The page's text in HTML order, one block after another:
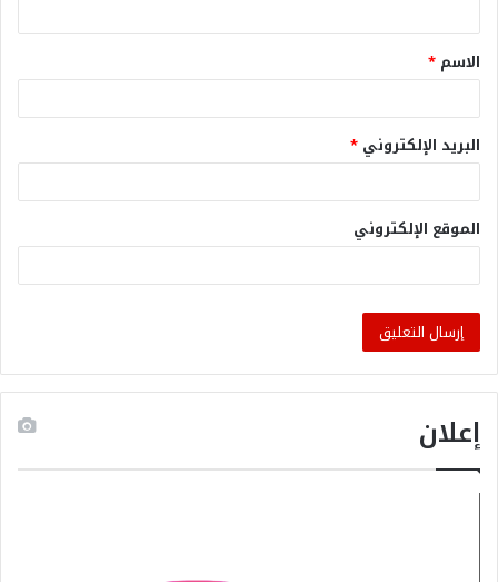
الاسم *
البريد الإلكتروني *
الموقع الإلكتروني
إعلان